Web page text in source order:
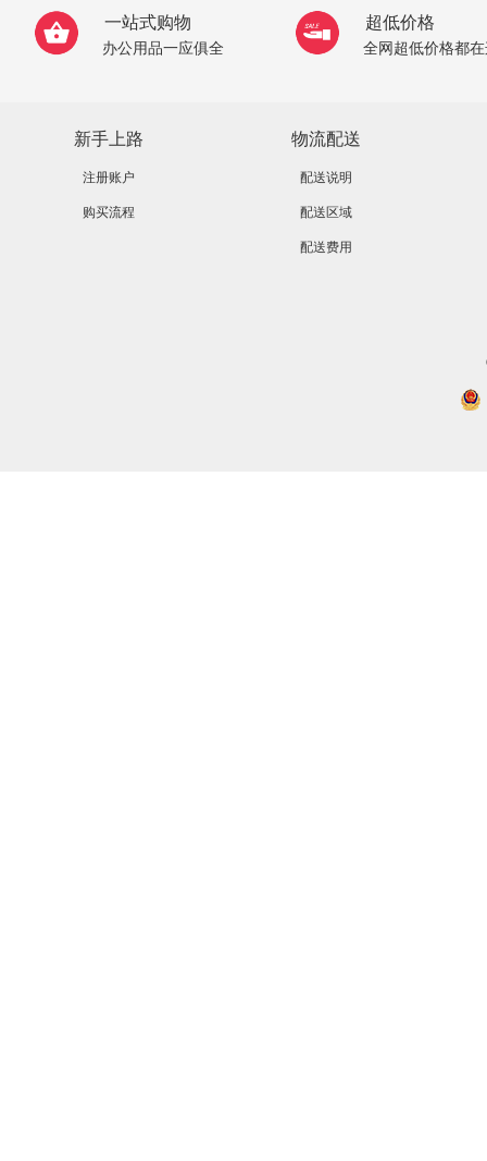
一站式购物
办公用品一应俱全
超低价格
全网超低价格都
新手上路
注册账户
购买流程
物流配送
配送说明
配送区域
配送费用